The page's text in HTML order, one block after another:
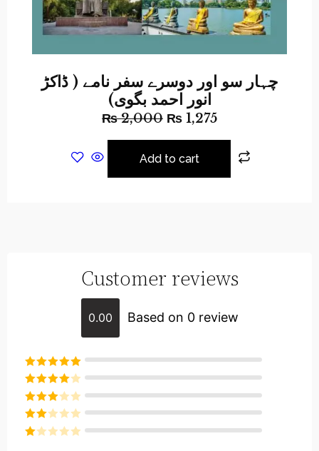
چہار سو اور دوسرے سفر نامے ( ڈاکڑ
انور احمد بگوی)
₨2,000 ₨ 1,275
Add to cart
Customer reviews
0.00 Based on 0 review
Rated5out
of 5
Rated4
out of 5
Rated3
out of
5
Rated
2